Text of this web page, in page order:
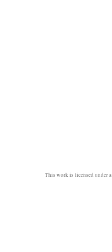
This work is licensed under a